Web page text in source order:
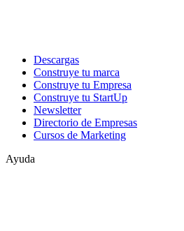
Descargas
Construye tu marca
Construye tu Empresa
Construye tu StartUp
Newsletter
Directorio de Empresas
Cursos de Marketing
Ayuda